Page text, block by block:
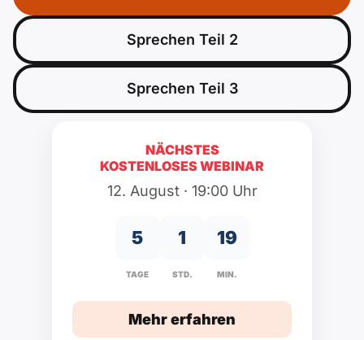
A2 ÖIF
B1 telc
B1 Goethe
B2 telc
B2 Goethe
Mehr Tools
Online-Kurse
Lebenslauf erstellen
Motivationsbriefe
Sprechen Teil 2
Sprechen Teil 3
NÄCHSTES
KOSTENLOSES WEBINAR
12. August · 19:00 Uhr
5
TAGE
1
STD.
19
MIN.
Mehr erfahren